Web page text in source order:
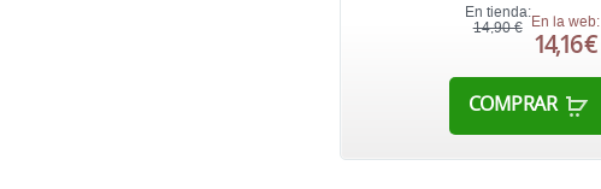
En tienda:
14,90 € En la web:
14,16 €
COMPRAR